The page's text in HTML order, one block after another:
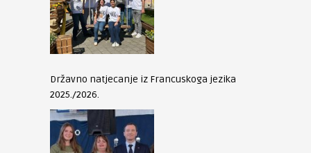
Državno natjecanje iz Francuskoga jezika
2025./2026.